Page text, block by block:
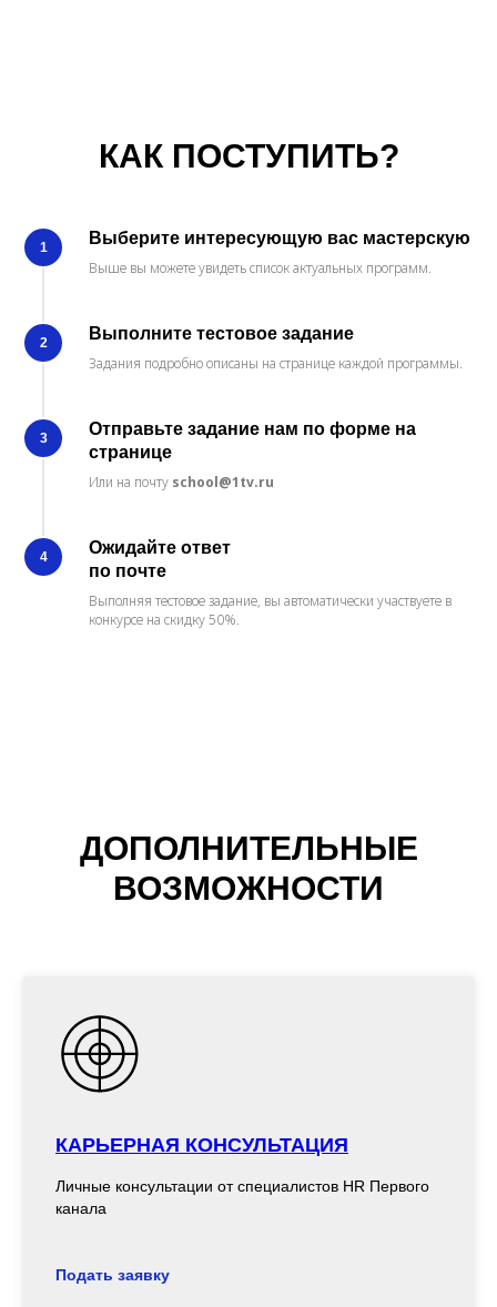
КАК ПОСТУПИТЬ?
1
Выберите интересующую вас мастерскую
Выше вы можете увидеть список актуальных программ.
2
Выполните тестовое задание
Задания подробно описаны на странице каждой программы.
3
Отправьте задание нам по форме на
странице
Или на почту school@1tv.ru
4
Ожидайте ответ
по почте
Выполняя тестовое задание, вы автоматически участвуете в
конкурсе на скидку 50%.
ДОПОЛНИТЕЛЬНЫЕ
ВОЗМОЖНОСТИ
КАРЬЕРНАЯ КОНСУЛЬТАЦИЯ
Личные консультации от специалистов HR Первого
канала
Подать заявку